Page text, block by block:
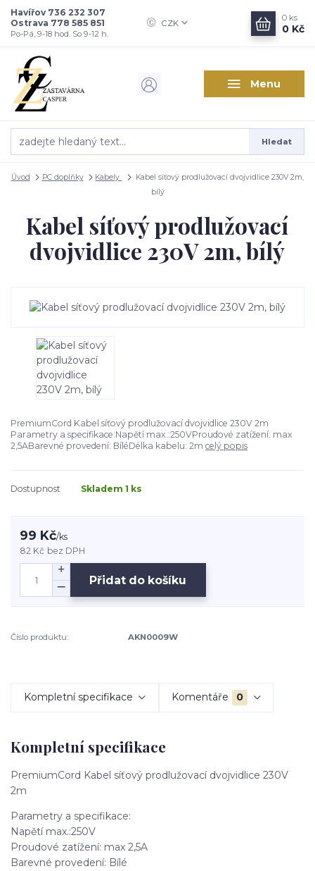
Menu
CZK
Hledat
Havířov 736 232 307
Ostrava 778 585 851
Po-Pá, 9-18 hod. So 9-12 h.
0 ks
0 Kč
Úvod PC doplňky Kabely
Kabel síťový prodlužovací dvojvidlice 230V 2m,
bílý
Kabel síťový prodlužovací
dvojvidlice 230V 2m, bílý
PremiumCord Kabel síťový prodlužovací dvojvidlice 230V 2m
Parametry a specifikace:Napětí max.:250VProudové zatížení: max
2,5ABarevné provedení: BíléDélka kabelu: 2m celý popis
Dostupnost Skladem 1 ks
99 Kč/ks
82 Kč bez DPH
Přidat do košíku
Číslo produktu: AKN0009W
Kompletní specifikace Komentáře 0
Kompletní specifikace
PremiumCord Kabel síťový prodlužovací dvojvidlice 230V
2m
Parametry a specifikace:
Napětí max.:250V
Proudové zatížení: max 2,5A
Barevné provedení: Bílé